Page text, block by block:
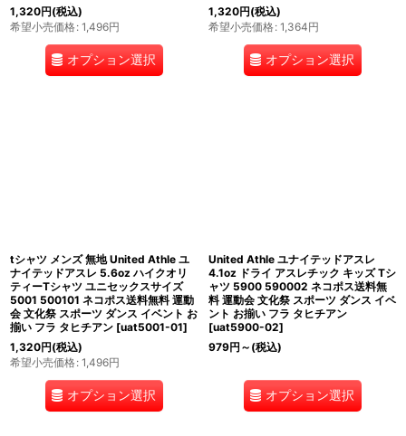
1,320円(税込)
希望小売価格: 1,496円
オプション選択
1,320円(税込)
希望小売価格: 1,364円
オプション選択
tシャツ メンズ 無地 United Athle ユ
ナイテッドアスレ 5.6oz ハイクオリ
ティーTシャツ ユニセックスサイズ
5001 500101 ネコポス送料無料 運動
会 文化祭 スポーツ ダンス イベント お
揃い フラ タヒチアン [uat5001-01]
1,320円(税込)
希望小売価格: 1,496円
オプション選択
United Athle ユナイテッドアスレ
4.1oz ドライ アスレチック キッズ Tシ
ャツ 5900 590002 ネコポス送料無
料 運動会 文化祭 スポーツ ダンス イベ
ント お揃い フラ タヒチアン
[uat5900-02]
979円 ～ (税込)
オプション選択